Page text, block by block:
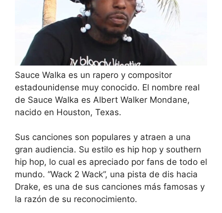
Sauce Walka es un rapero y compositor
estadounidense muy conocido. El nombre real
de Sauce Walka es Albert Walker Mondane,
nacido en Houston, Texas.
Sus canciones son populares y atraen a una
gran audiencia. Su estilo es hip hop y southern
hip hop, lo cual es apreciado por fans de todo el
mundo. “Wack 2 Wack”, una pista de dis hacia
Drake, es una de sus canciones más famosas y
la razón de su reconocimiento.